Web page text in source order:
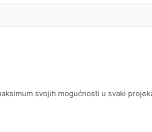
svojih mogućnosti u svaki